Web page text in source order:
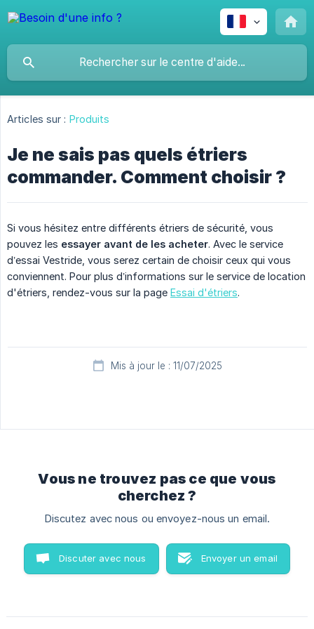
Articles sur : Produits
Je ne sais pas quels étriers
commander. Comment choisir ?
Si vous hésitez entre différents étriers de sécurité, vous
pouvez les essayer avant de les acheter. Avec le service
d’essai Vestride, vous serez certain de choisir ceux qui vous
conviennent. Pour plus d’informations sur le service de location
d'étriers, rendez-vous sur la page Essai d'étriers.
Mis à jour le : 11/07/2025
Vous ne trouvez pas ce que vous
cherchez ?
Discutez avec nous ou envoyez-nous un email.
Discuter avec nous Envoyer un email